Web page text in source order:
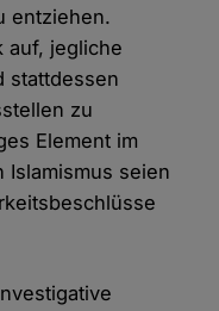
entziehen.
auf, jegliche
stattdessen
zu
Element im
Islamismus seien